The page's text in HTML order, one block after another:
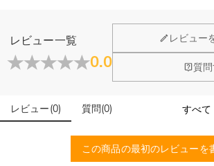
※ご購入の前に必ずこちらをお読みいただき、ご了承
ヘッドが作られております。ハンドメイド品であるこ
②アップロード頂いた写真をもとに制作いたしますが
なる仕上がりになることをご理解、ご了承ください。
閉じる
以内に返品＆交換できます。
詳細はこちら
レビュー一覧
0.0
レビュー
質
レビュー(0) 質問(0)
この商品の最初のレビューを
ホーム＆雑貨
大量注文の制作は承っておりますか
はい、対応可能です。ご希望の数量、デ
いたします。お気軽にお問い合わせくださ
ードする画像に要求や制限等はあり
商品のベスト効果のために、お写真を選ぶ
配送＆返品について